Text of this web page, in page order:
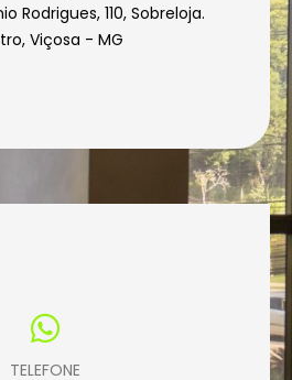
Rodrigues, 110, Sobreloja.
Viçosa - MG
TELEFONE